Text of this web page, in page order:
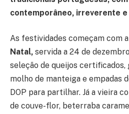
contemporâneo, irreverente
As festividades começam com
Natal, servida a 24 de
seleção de queijos certificados,
molho de manteiga e empadas
DOP para partilhar. Já a vieira
de couve-flor, beterraba